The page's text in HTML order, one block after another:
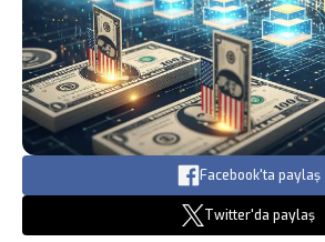
Facebook'ta paylaş
Twitter'da paylaş